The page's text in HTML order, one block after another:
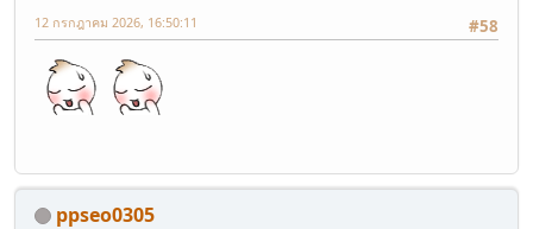
#58
12 กรกฎาคม 2026, 16:50:11
ppseo0305